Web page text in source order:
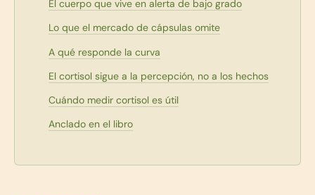
El cuerpo que vive en alerta de bajo grado
Lo que el mercado de cápsulas omite
A qué responde la curva
El cortisol sigue a la percepción, no a los hechos
Cuándo medir cortisol es útil
Anclado en el libro